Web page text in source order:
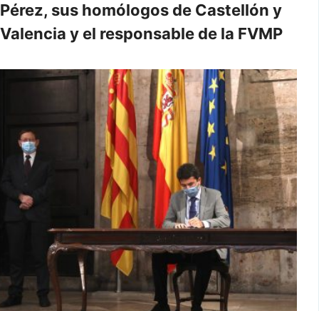
Pérez, sus homólogos de Castellón y
Valencia y el responsable de la FVMP